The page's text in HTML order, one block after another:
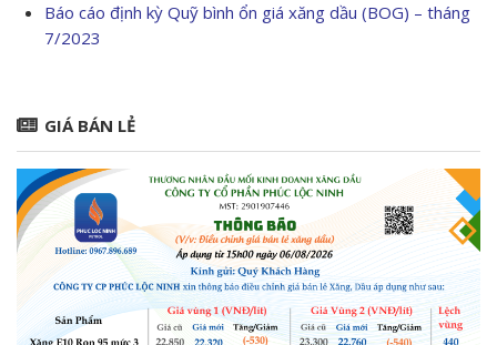
Báo cáo định kỳ Quỹ bình ổn giá xăng dầu (BOG) – tháng
7/2023
GIÁ BÁN LẺ